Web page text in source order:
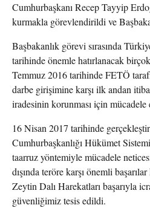
Cumhurbaşkanı Recep Tayyip
kurmakla görevlendirildi ve
Başbakanlık görevi sırasında
tarihinde önemle hatırlanacak
Temmuz 2016 tarihinde FETÖ
darbe girişimine karşı ilk andan
iradesinin korunması için mücadele
16 Nisan 2017 tarihinde
Cumhurbaşkanlığı Hükümet
taarruz yöntemiyle mücadele
dışında teröre karşı önemli
Zeytin Dalı Harekatları başarıyla
güvenliğimiz tesis edildi.